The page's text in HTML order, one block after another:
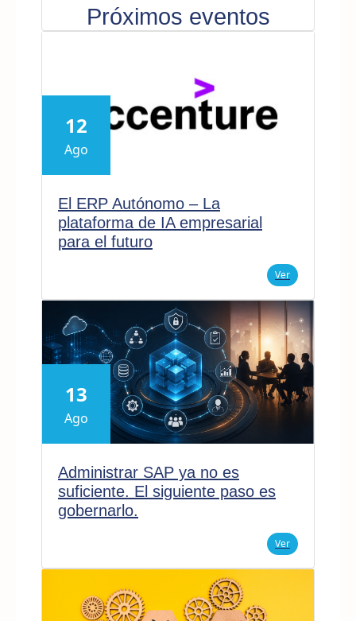
Próximos eventos
12
Ago
El ERP Autónomo – La
plataforma de IA empresarial
para el futuro
Ver
13
Ago
Administrar SAP ya no es
suficiente. El siguiente paso es
gobernarlo.
Ver